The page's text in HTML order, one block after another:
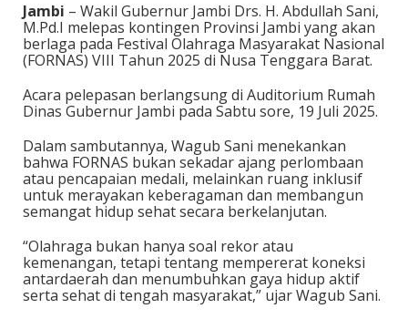
Jambi – Wakil Gubernur Jambi Drs. H. Abdullah Sani,
M.Pd.I melepas kontingen Provinsi Jambi yang akan
berlaga pada Festival Olahraga Masyarakat Nasional
(FORNAS) VIII Tahun 2025 di Nusa Tenggara Barat.
Acara pelepasan berlangsung di Auditorium Rumah
Dinas Gubernur Jambi pada Sabtu sore, 19 Juli 2025.
Dalam sambutannya, Wagub Sani menekankan
bahwa FORNAS bukan sekadar ajang perlombaan
atau pencapaian medali, melainkan ruang inklusif
untuk merayakan keberagaman dan membangun
semangat hidup sehat secara berkelanjutan.
“Olahraga bukan hanya soal rekor atau
kemenangan, tetapi tentang mempererat koneksi
antardaerah dan menumbuhkan gaya hidup aktif
serta sehat di tengah masyarakat,” ujar Wagub Sani.